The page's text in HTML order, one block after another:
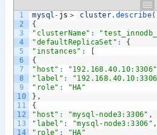
1
2
3
4
5
6
7
8
9
10
11
12
13
14
mysql - js ＞ cluster.describe(
{
"clusterName" :
"defaultReplicaSet" :
{
"instances" :
[
{
"host" : "192.168.40.10:3306"
"label" :
"role" :
"HA"
} ,
{
"host" : "mysql-node3:3306" ,
"label" : "mysql-node3:3306" ,
"role" : "HA"